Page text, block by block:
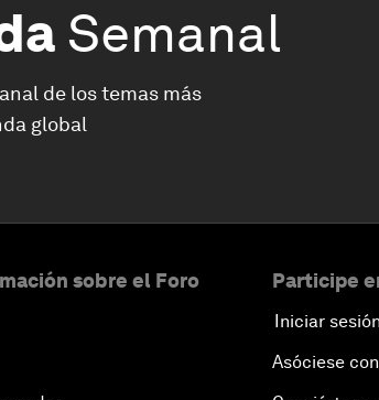
Semanal
de los temas más
global
sobre el Foro Participe
Iniciar sesión
Asóciese